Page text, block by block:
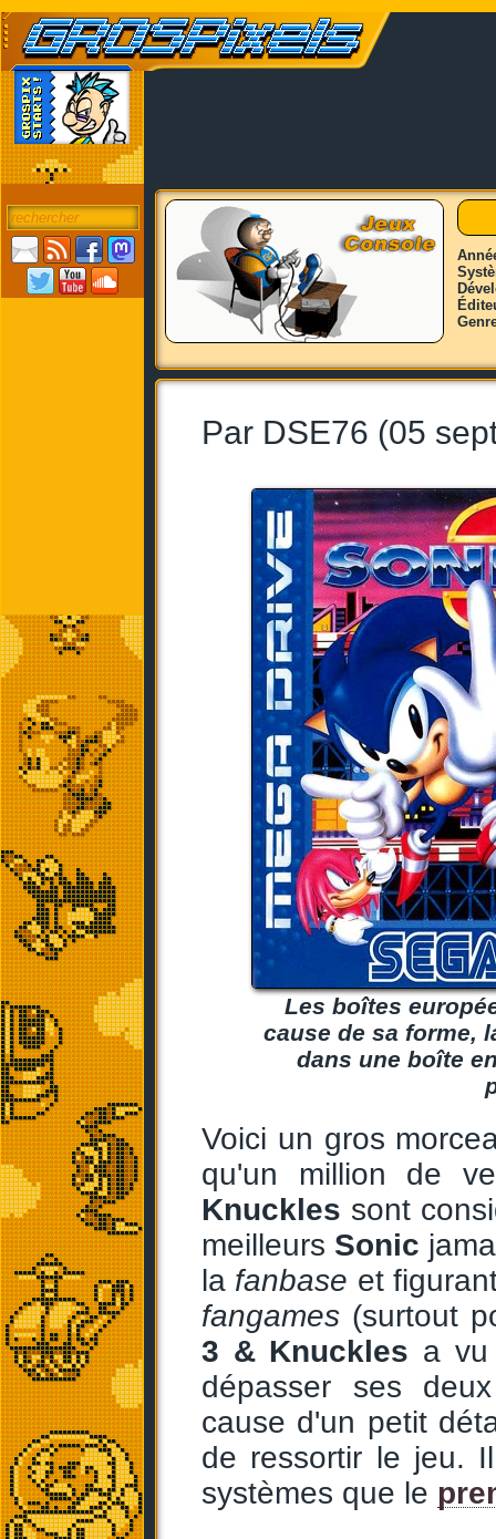
Par DSE76 (05
Les boîtes
cause de sa forme,
dans une boîte
Voici un gros
qu'un million de
Knuckles sont
meilleurs Sonic
la fanbase et
fangames (surtout
3 & Knuckles a vu
dépasser ses
cause d'un petit
de ressortir le jeu.
systèmes que le